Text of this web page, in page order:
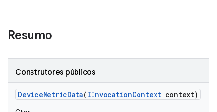
Resumo
Construtores públicos
DeviceMetricData(IInvocationContext context)